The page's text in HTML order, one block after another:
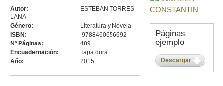
Páginas
ejemplo
Descargar
Autor:
ESTEBAN TORRES
LANA
Género:
Literatura y Novela
ISBN:
9788460656692
Nº Páginas:
489
Encuadernación:
Tapa dura
Año:
2015